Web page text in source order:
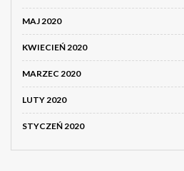
MAJ 2020
KWIECIEŃ 2020
MARZEC 2020
LUTY 2020
STYCZEŃ 2020